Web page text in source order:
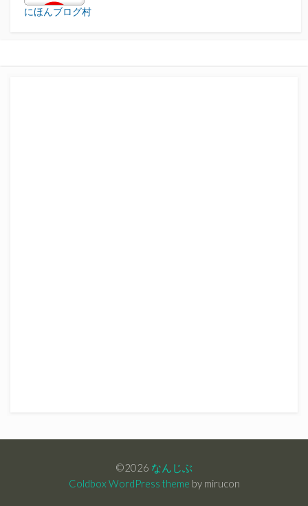
にほんブログ村
©2026 なんじぶ
Coldbox WordPress theme by mirucon